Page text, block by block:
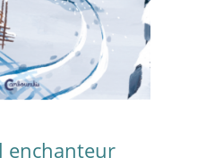
enchanteur